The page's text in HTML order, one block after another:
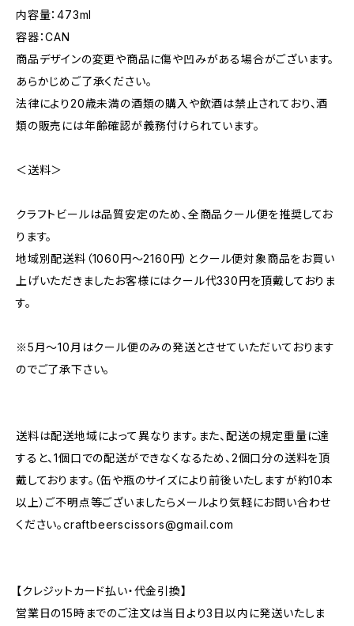
内容量：473ml
容器：CAN
商品デザインの変更や商品に傷や凹みがある場合がございます。
あらかじめご了承ください。
法律により20歳未満の酒類の購入や飲酒は禁止されており、酒
類の販売には年齢確認が義務付けられています。
＜送料＞
クラフトビールは品質安定のため、全商品クール便を推奨してお
ります。
地域別配送料（1060円～2160円）とクール便対象商品をお買い
上げいただきましたお客様にはクール代330円を頂戴しておりま
す。
※5月～10月はクール便のみの発送とさせていただいております
のでご了承下さい。
送料は配送地域によって異なります。また、配送の規定重量に達
すると、1個口での配送ができなくなるため、2個口分の送料を頂
戴しております。（缶や瓶のサイズにより前後いたしますが約10本
以上）ご不明点等ございましたらメールより気軽にお問い合わせ
ください。craftbeerscissors@gmail.com
【クレジットカード払い・代金引換】
営業日の15時までのご注文は当日より3日以内に発送いたしま